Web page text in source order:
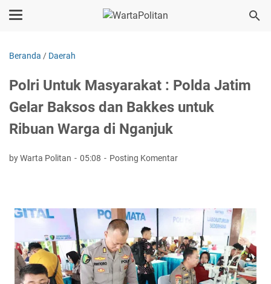
Beranda / Daerah
Polri Untuk Masyarakat : Polda Jatim
Gelar Baksos dan Bakkes untuk
Ribuan Warga di Nganjuk
by Warta Politan 05:08 Posting Komentar